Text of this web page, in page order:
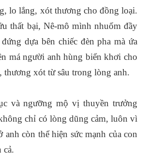
lo lắng, xót thương cho đồng loại.
thất bại, Nê-mô mình nhuốm đầy
dựa bên chiếc đèn pha mà ứa
má người anh hùng biển khơi cho
thương xót từ sâu trong lòng anh.
và ngưỡng mộ vị thuyền trưởng
chỉ có lòng dũng cảm, luôn vì
anh còn thể hiện sức mạnh của con
cả.